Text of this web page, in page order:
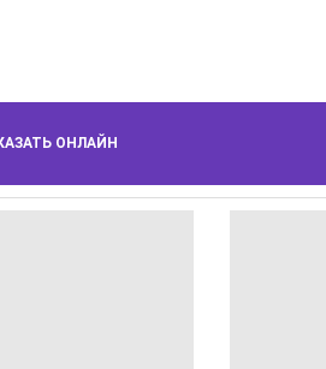
ОНЛАЙН